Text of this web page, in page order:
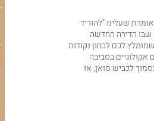
שעלינו "להוריד
שבו הדירה החדשה
לכם לבחון נקודות
אקולוגיים בסביבה
לכביש סואן, או